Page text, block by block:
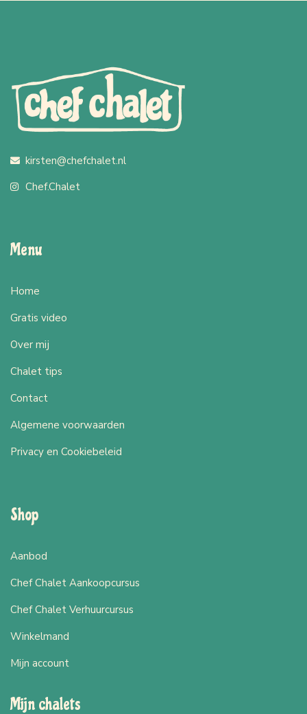
kirsten@chefchalet.nl
Chef.Chalet
Menu
Home
Gratis video
Over mij
Chalet tips
Contact
Algemene voorwaarden
Privacy en Cookiebeleid
Shop
Aanbod
Chef Chalet Aankoopcursus
Chef Chalet Verhuurcursus
Winkelmand
Mijn account
Mijn chalets